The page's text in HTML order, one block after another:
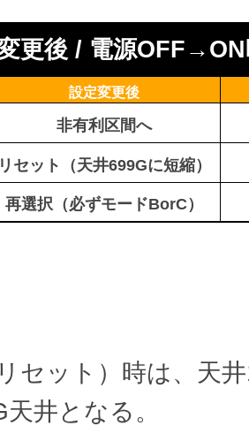
更後 / 電源
設定変更後
非有利区間へ
リセット（天井699Gに短縮）
再選択（必ずモードBorC）
セット）時は、天
井となる。